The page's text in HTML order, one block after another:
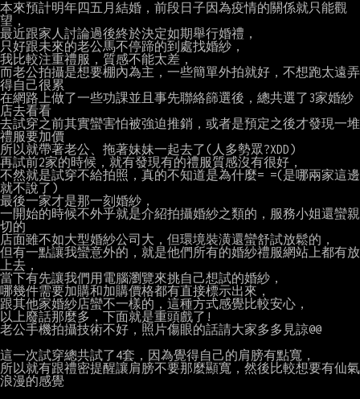
本來預計明年四五月結婚，前段日子因為疫情的關係就只能觀
望，
最近跟家人討論過後終於決定如期舉行婚禮，
只好跟未來的老公馬不停蹄的到處找婚紗，
我比較注重禮服，質感不能太差，
而老公拍攝是想要棚內為主，一些簡單外拍就好，不想跑太遠弄
得自己很累
在網路上做了一些功課並且事先聯絡篩選後，總共選了3家婚紗
店去看看
去試穿之前其實蠻害怕被強迫推銷，或者是預定之後才發現一堆
禮服要加價
所以就帶著老公、拖著妹妹一起去了(人多勢眾?XDD)
再試前2家的時候，就有發現有的禮服質感沒有很好，
不然就是試穿不給拍照，真的不知道是為什麼= =(是哪兩家這邊
就不說了)
最後一家才是那一刻婚紗，
一開始的時候不外乎就是介紹拍攝婚紗之類的，服務小姐還蠻親
切的
店面雖不如大型婚紗公司大，但環境裝潢還蠻舒試放鬆的，
但有一點讓我蠻意外的，就是他們所有的婚紗禮服網站上都有放
上去，
當下有先讓我們用電腦瀏覽來挑自己想試的婚紗，
哪幾件需要加購和加購價格都有直接標示出來，
跟其他家婚紗店蠻不一樣的，這種方式感覺比較安心，
以上廢話那麼多，下面就是重頭戲了!
老公手機拍攝技術不好，照片傷眼的話請大家多多見諒@@
這一次試穿總共試了4套，因為覺得自己的肩膀有點寬，
所以就有跟禮密提醒讓肩膀不要那麼顯寬，然後比較想要有仙氣
浪漫的感覺